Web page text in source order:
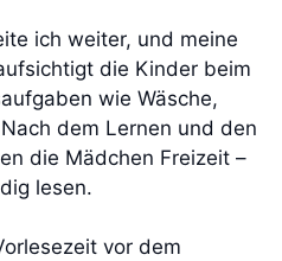
ich weiter, und meine
die Kinder beim
wie Wäsche,
dem Lernen und den
die Mädchen Freizeit –
lesen.
vor dem